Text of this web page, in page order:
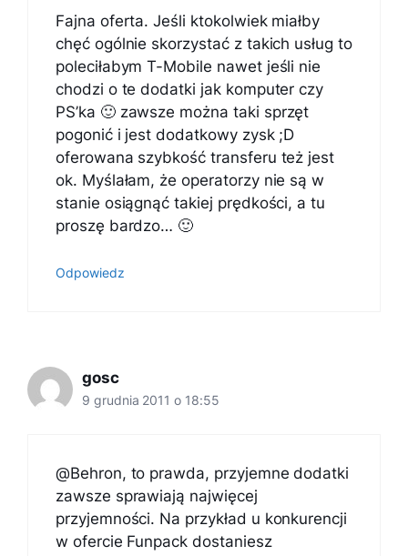
Fajna oferta. Jeśli ktokolwiek miałby
chęć ogólnie skorzystać z takich usług to
poleciłabym T-Mobile nawet jeśli nie
chodzi o te dodatki jak komputer czy
PS’ka 🙂 zawsze można taki sprzęt
pogonić i jest dodatkowy zysk ;D
oferowana szybkość transferu też jest
ok. Myślałam, że operatorzy nie są w
stanie osiągnąć takiej prędkości, a tu
proszę bardzo… 🙂
Odpowiedz
gosc
9 grudnia 2011 o 18:55
@Behron, to prawda, przyjemne dodatki
zawsze sprawiają najwięcej
przyjemności. Na przykład u konkurencji
w ofercie Funpack dostaniesz